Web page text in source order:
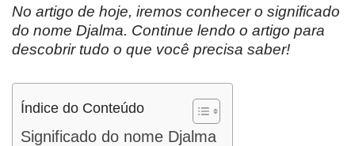
No artigo de hoje, iremos conhecer o significado
do nome Djalma. Continue lendo o artigo para
descobrir tudo o que você precisa saber!
Índice do Conteúdo
Significado do nome Djalma